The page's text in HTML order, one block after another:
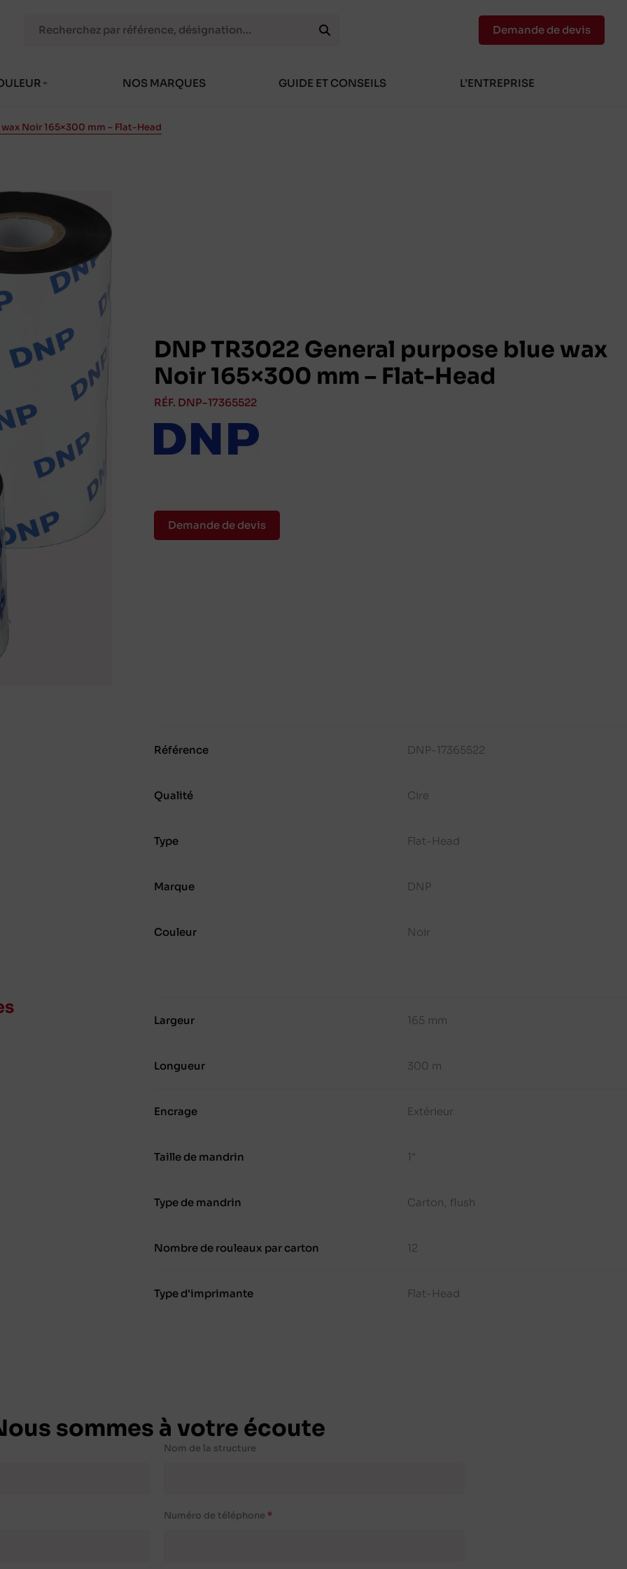
NOS MARQUES GUIDE ET CONSEILS L’ENTREPRISE
Demande de devis
Noir 165×300 mm – Flat-Head
DNP TR3022 General purpose blue wax
Noir 165×300 mm – Flat-Head
RÉF. DNP-17365522
Demande de devis
Référence DNP-17365522
Qualité Cire
Type Flat-Head
Marque DNP
Couleur Noir
Largeur 165 mm
Longueur 300 m
Encrage Extérieur
Taille de mandrin 1"
Type de mandrin Carton, flush
Nombre de rouleaux par carton 12
Type d'imprimante Flat-Head
sommes à votre écoute
Nom de la structure
Numéro de téléphone